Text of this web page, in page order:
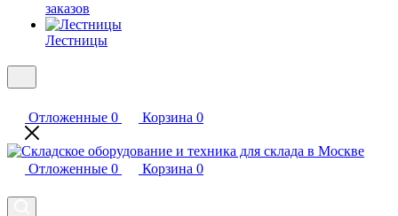
заказов
Лестницы
Отложенные 0 Корзина 0
Отложенные 0 Корзина 0